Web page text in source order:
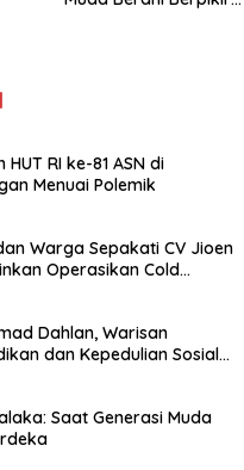
RI ke-81 ASN di
Menuai Polemik
Warga Sepakati CV Jioen
Operasikan Cold
Dahlan, Warisan
dan Kepedulian Sosial
Saat Generasi Muda